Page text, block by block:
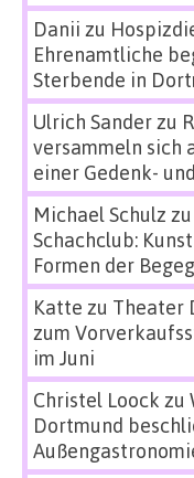
Danii zu
Ehrenamtliche
Sterbende in
Ulrich Sanderzu
versammeln sich
einer Gedenk-
Michael Schulz zu
Schachclub:
Formen der
Katte zu Theater
zum
im Juni
Christel Loock zu
Dortmund